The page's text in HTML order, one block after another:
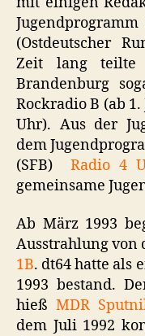
(Ostdeutscher
Zeit lang
Brandenburg
Rockradio B (ab 1.
Uhr). Aus der
dem
(SFB) Radio 4
gemeinsame
Ab März 1993
Ausstrahlung von
1B. dt64 hatte als
1993 bestand.
hießMDR
dem Juli 1992